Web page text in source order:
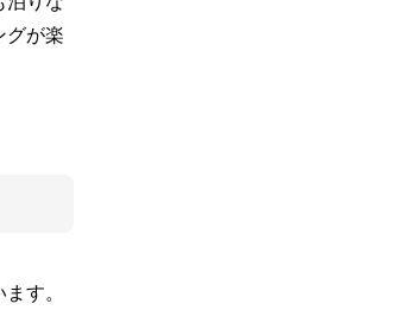
グが楽
す。